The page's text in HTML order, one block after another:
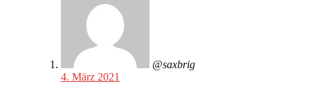
@saxbrig
4. März 2021